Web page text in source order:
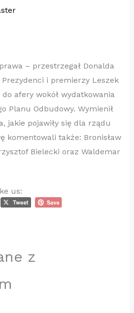
– przestrzegał Donalda
i premierzy Leszek
afery wokół wydatkowania
Planu Odbudowy. Wymienił
jakie pojawiły się dla rządu
komentowali także: Bronisław
Bielecki oraz Waldemar
us:
z